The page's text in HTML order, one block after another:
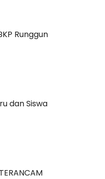
Runggun
dan Siswa